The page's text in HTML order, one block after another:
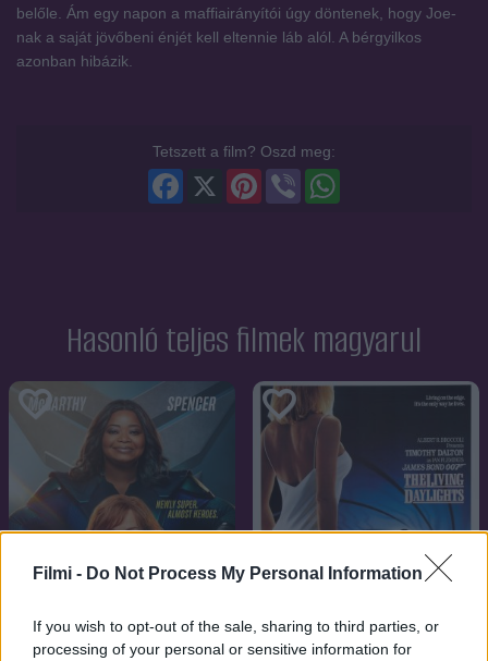
Filmi - Do Not Process My Personal Information
If you wish to opt-out of the sale, sharing to third parties, or
processing of your personal or sensitive information for
belőle. Ám egy napon a maffiairányítói úgy döntenek, hogy Joe-
nak a saját jövőbeni énjét kell eltennie láb alól. A bérgyilkos
azonban hibázik.
Tetszett a film? Oszd meg:
Viber
Pinterest
Facebook
Hasonló teljes filmek magyarul